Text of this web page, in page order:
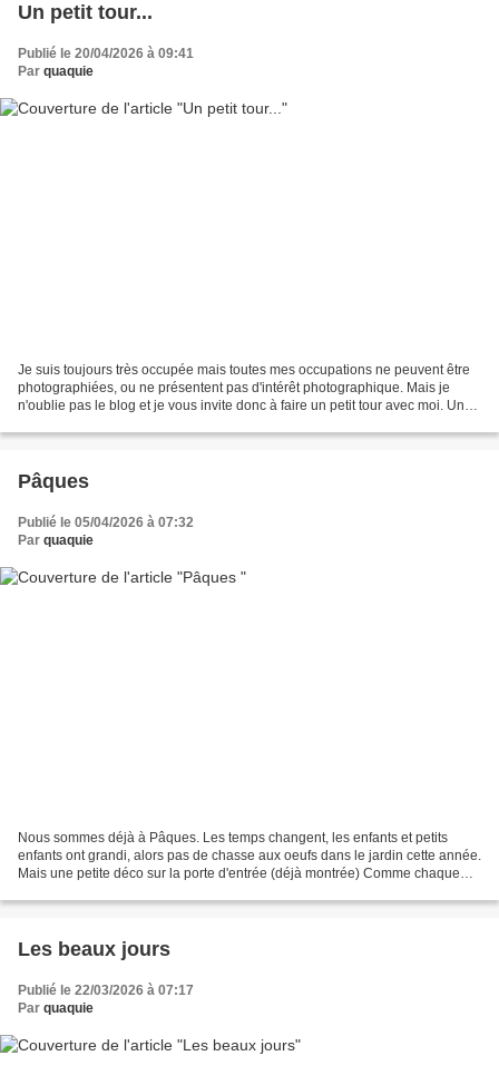
Un petit tour...
Publié le 20/04/2026 à 09:41
Par quaquie
Je suis toujours très occupée mais toutes mes occupations ne peuvent être
photographiées, ou ne présentent pas d'intérêt photographique. Mais je
n'oublie pas le blog et je vous invite donc à faire un petit tour avec moi. Un
Pâques
Publié le 05/04/2026 à 07:32
Par quaquie
Nous sommes déjà à Pâques. Les temps changent, les enfants et petits
enfants ont grandi, alors pas de chasse aux oeufs dans le jardin cette année.
Mais une petite déco sur la porte d'entrée (déjà montrée) Comme chaque
Les beaux jours
Publié le 22/03/2026 à 07:17
Par quaquie